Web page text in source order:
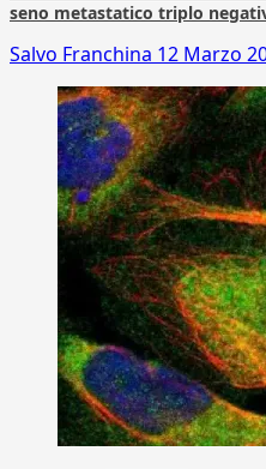
seno metastatico triplo
Salvo Franchina 12 Marzo